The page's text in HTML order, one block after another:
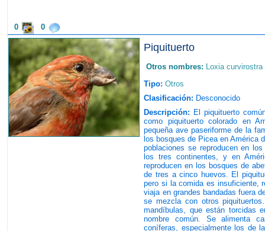
0 0
Piquituerto
Otros nombres: Loxia curvirostra
Tipo: Otros
Clasificación: Desconocido
Descripción: El piquituerto
como piquituerto colorado en
pequeña ave paseriforme de la
los bosques de Picea en América
poblaciones se reproducen en
los tres continentes, y en
reproducen en los bosques de
de tres a cinco huevos. El
pero si la comida es insuficiente,
viaja en grandes bandadas fuera
se mezcla con otros
mandíbulas, que están torcidas
nombre común. Se alimenta
coníferas, especialmente los de